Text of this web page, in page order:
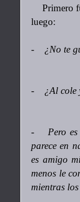
Primero
luego:
- ¿No te
- ¿Al cole
- Pero es
parece en
es amigo
menos le
mientras los